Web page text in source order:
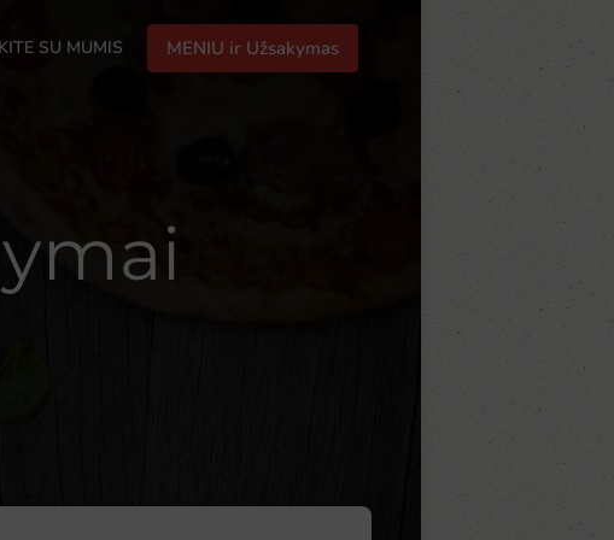
SU MUMIS MENIU ir Užsakymas